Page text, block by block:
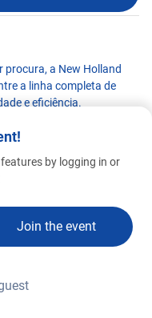
a New Holland
a linha completa de
e eficiência.
by logging in or
Join the event